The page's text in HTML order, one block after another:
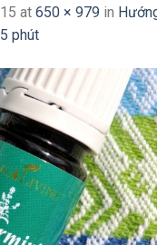
at 650 × 979 in
phút